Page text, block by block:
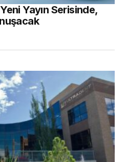
Yayın Serisinde,